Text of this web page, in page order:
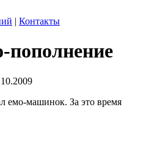
| Контакты
пополнение
емо-машинок. За это время